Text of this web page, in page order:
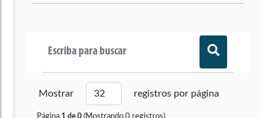
Mostrar registros por página
Página 1 de 0 (Mostrando 0 registros)